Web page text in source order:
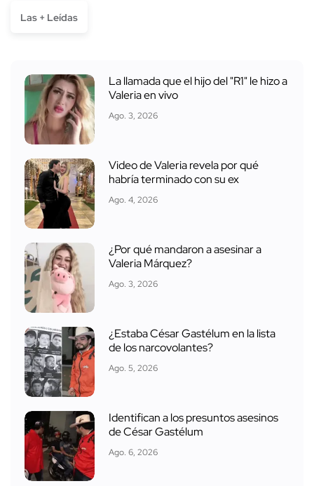
Las + Leídas
La llamada que el hijo del "R1" le hizo a
Valeria en vivo
Ago. 3, 2026
Video de Valeria revela por qué
habría terminado con su ex
Ago. 4, 2026
¿Por qué mandaron a asesinar a
Valeria Márquez?
Ago. 3, 2026
¿Estaba César Gastélum en la lista
de los narcovolantes?
Ago. 5, 2026
Identifican a los presuntos asesinos
de César Gastélum
Ago. 6, 2026